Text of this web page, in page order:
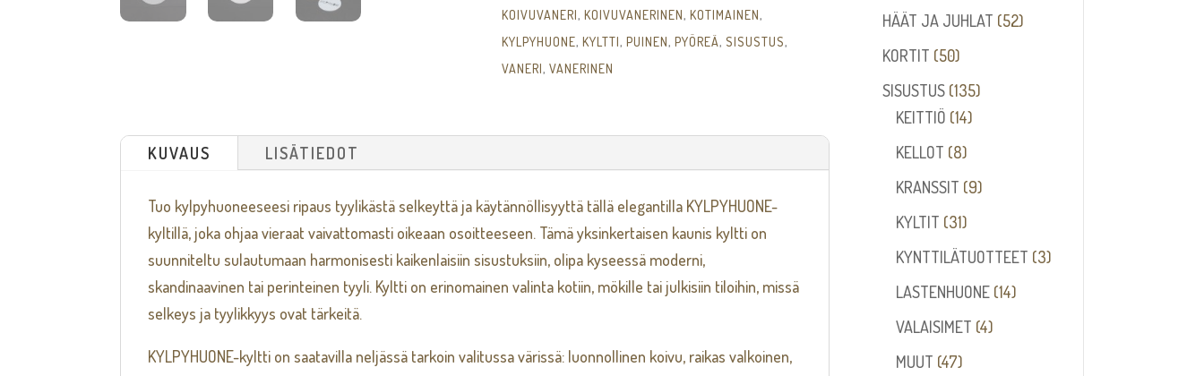
KOIVUVANERI, KOIVUVANERINEN, KOTIMAINEN,
KYLPYHUONE, KYLTTI, PUINEN, PYÖREÄ, SISUSTUS,
VANERI, VANERINEN
KUVAUS LISÄTIEDOT
Tuo kylpyhuoneeseesi ripaus tyylikästä selkeyttä ja käytännöllisyyttä tällä elegantilla KYLPYHUONE-
kyltillä, joka ohjaa vieraat vaivattomasti oikeaan osoitteeseen. Tämä yksinkertaisen kaunis kyltti on
suunniteltu sulautumaan harmonisesti kaikenlaisiin sisustuksiin, olipa kyseessä moderni,
skandinaavinen tai perinteinen tyyli. Kyltti on erinomainen valinta kotiin, mökille tai julkisiin tiloihin, missä
selkeys ja tyylikkyys ovat tärkeitä.
KYLPYHUONE-kyltti on saatavilla neljässä tarkoin valitussa värissä: luonnollinen koivu, raikas valkoinen,
tuotetta
HÄÄT JA JUHLAT 5252
KORTIT 5050
tuotetta
SISUSTUS 135135
KEITTIÖ 1414
KELLOT 88
tuotetta
KRANSSIT 99
KYLTIT 3131
tuotetta
KYNTTILÄTUOTTEET 33
LASTENHUONE 1414
VALAISIMET 44
MUUT 4747